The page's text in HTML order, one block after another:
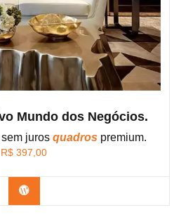
Mundo dos Negócios.
juros quadros premium.
R$ 397,00
Confira os modelos